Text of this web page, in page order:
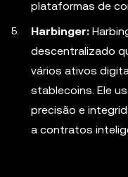
plataformas de
Harbinger:
descentralizado
vários ativos
stablecoins. Ele
precisão e
a contratos